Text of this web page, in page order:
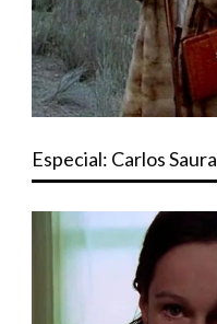
Especial: Carlos Saura